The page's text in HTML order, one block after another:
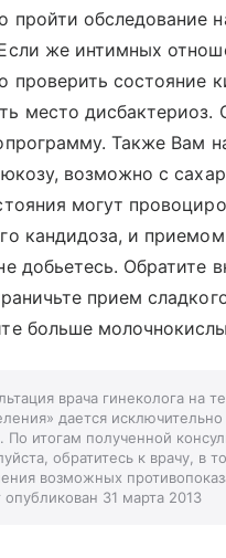
пройти обследование
же интимных
проверить состояние
место дисбактериоз.
Также Вам
возможно с
могут
кандидоза, и
добьетесь. Обратите
прием
больше
врача гинеколога на
дается
По итогам полученной
обратитесь к врачу, в
возможных
опубликован 31 марта 2013